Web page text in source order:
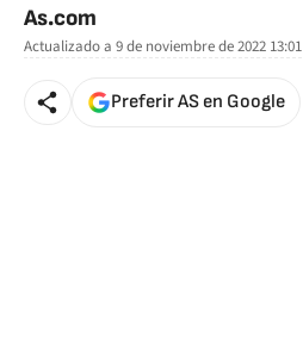
As.com
Actualizado a 9 de noviembre de 2022 13:01
Preferir AS en Google